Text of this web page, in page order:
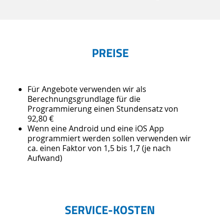
PREISE
Für Angebote verwenden wir als
Berechnungsgrundlage für die
Programmierung einen Stundensatz von
92,80 €
Wenn eine Android und eine iOS App
programmiert werden sollen verwenden wir
ca. einen Faktor von 1,5 bis 1,7 (je nach
Aufwand)
SERVICE-KOSTEN